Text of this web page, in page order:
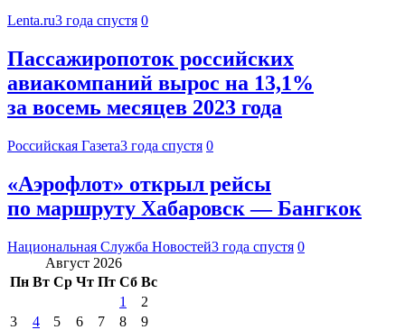
Lenta.ru3 года спустя 0
Пассажиропоток российских
авиакомпаний вырос на 13,1%
за восемь месяцев 2023 года
Российская Газета3 года спустя 0
«Аэрофлот» открыл рейсы
по маршруту Хабаровск — Бангкок
Национальная Служба Новостей3 года спустя 0
Август 2026
Пн Вт Ср Чт Пт Сб Вс
1
2
3
4 5 6 7 8
9